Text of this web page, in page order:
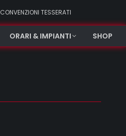
CONVENZIONI TESSERATI
ORARI & IMPIANTI SHOP